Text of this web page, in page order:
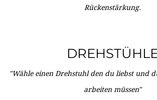
Rückenstärkung.
"Wähle einen Drehstuhl den du liebst und
arbeiten müssen"